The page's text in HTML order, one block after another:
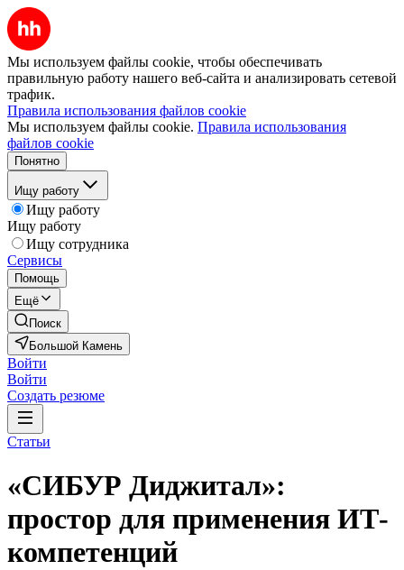
Мы используем файлы cookie, чтобы обеспечивать
правильную работу нашего веб-сайта и анализировать сетевой
трафик.
Правила использования файлов cookie
Мы используем файлы cookie. Правила использования
файлов cookie
Понятно
Ищу работу
Ищу работу
Ищу работу
Ищу сотрудника
Сервисы
Помощь
Ещё
Поиск
Большой Камень
Войти
Войти
Создать резюме
Статьи
«СИБУР Диджитал»:
простор для применения ИТ-
компетенций